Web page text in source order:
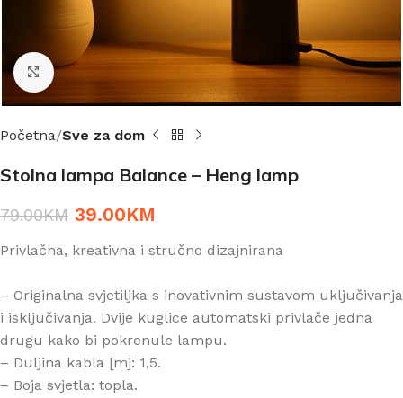
Click to enlarge
Početna Sve za dom
Stolna lampa Balance – Heng lamp
79.00KM 39.00KM
Privlačna, kreativna i stručno dizajnirana
– Originalna svjetiljka s inovativnim sustavom uključivanja
i isključivanja. Dvije kuglice automatski privlače jedna
drugu kako bi pokrenule lampu.
– Duljina kabla [m]: 1,5.
– Boja svjetla: topla.